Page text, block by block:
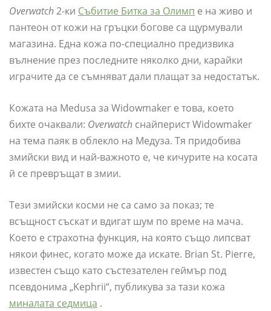
Overwatch2-ки Събитие Битка за Олимп е на живо и
пантеон от кожи на гръцки богове са щурмували
магазина. Една кожа по-специално предизвика
вълнение през последните няколко дни, карайки
играчите да се съмняват дали плащат за недостатък.
Кожата на Medusa за Widowmaker е това, което
бихте очаквали: Overwatch снайперист Widowmaker
на тема паяк в облекло на Медуза. Тя придобива
змийски вид и най-важното е, че кичурите на косата
й се превръщат в змии.
Тези змийски косми не са само за показ; те
всъщност съскат и вдигат шум по време на мача.
Което е страхотна функция, на която също липсват
някои финес, когато може да искате. Brian St. Pierre,
известен също като състезателен геймър под
псевдонима „Kephrii“, публикува за тази кожа
миналата седмица .